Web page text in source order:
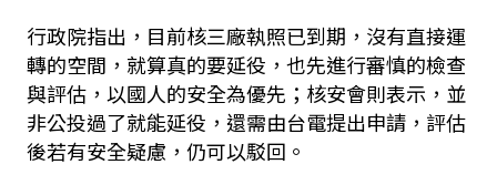
行政院指出，目前核三廠執照已到期，沒有直接運
轉的空間，就算真的要延役，也先進行審慎的檢查
與評估，以國人的安全為優先；核安會則表示，並
非公投過了就能延役，還需由台電提出申請，評估
後若有安全疑慮，仍可以駁回。